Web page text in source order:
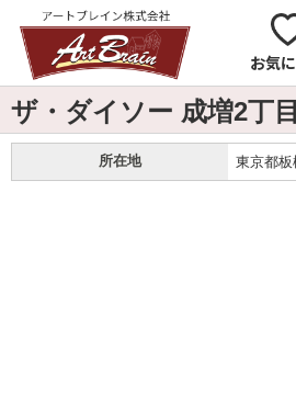
お気
ザ・ダイソー 成増2丁
所在地 東京都板